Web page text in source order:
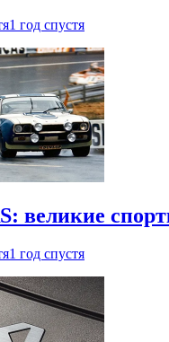
1 год спустя
великие
1 год спустя